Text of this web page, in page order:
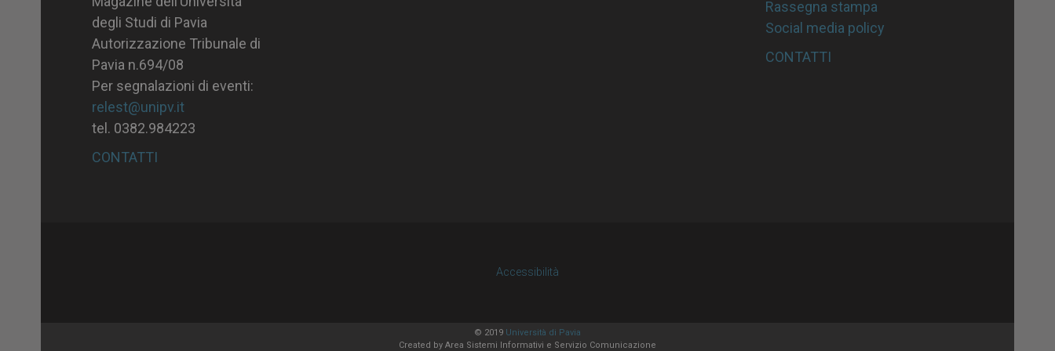
degli Studi di Pavia
Autorizzazione Tribunale di
Pavia n.694/08
Per segnalazioni di eventi:
relest@unipv.it
tel. 0382.984223
CONTATTI
Rassegna stampa
Social media policy
CONTATTI
Accessibilità
© 2019 Università di Pavia
Created by Area Sistemi Informativi e Servizio Comunicazione